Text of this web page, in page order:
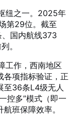
纽之一。2025年
第29位。截至
国内航线373
。
工作，西南地区
各项指标验证，正
至36条L4级无人
控多”模式（即一
班保障效率。